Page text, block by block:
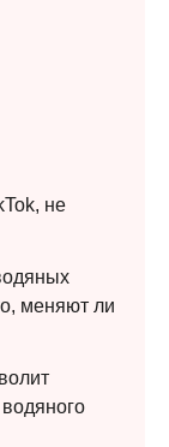
не
меняют ли